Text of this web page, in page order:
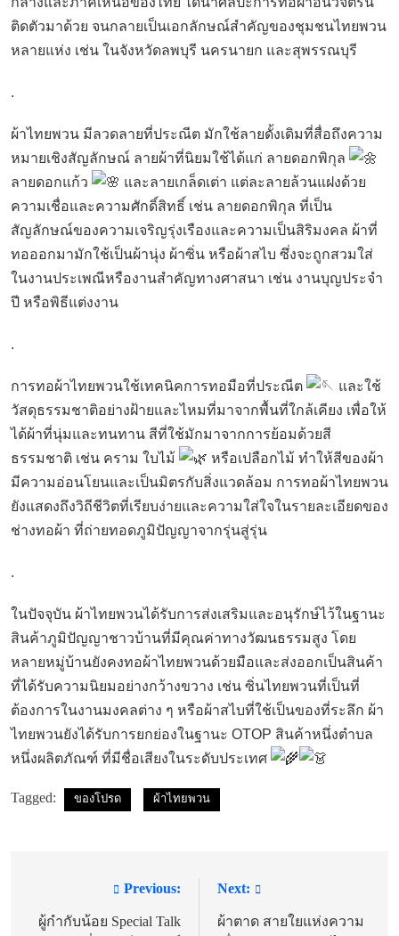
ติดตัวมาด้วย จนกลายเป็นเอกลักษณ์สำคัญของชุมชนไทยพวน
หลายแห่ง เช่น ในจังหวัดลพบุรี นครนายก และสุพรรณบุรี
.
ผ้าไทยพวน มีลวดลายที่ประณีต มักใช้ลายดั้งเดิมที่สื่อถึงความ
หมายเชิงสัญลักษณ์ ลายผ้าที่นิยมใช้ได้แก่ ลายดอกพิกุล
ลายดอกแก้ว
และลายเกล็ดเต่า แต่ละลายล้วนแฝงด้วย
ความเชื่อและความศักดิ์สิทธิ์ เช่น ลายดอกพิกุล ที่เป็น
สัญลักษณ์ของความเจริญรุ่งเรืองและความเป็นสิริมงคล ผ้าที่
ทอออกมามักใช้เป็นผ้านุ่ง ผ้าซิ่น หรือผ้าสไบ ซึ่งจะถูกสวมใส่
ในงานประเพณีหรืองานสำคัญทางศาสนา เช่น งานบุญประจำ
ปี หรือพิธีแต่งงาน
.
การทอผ้าไทยพวนใช้เทคนิคการทอมือที่ประณีต
และใช้
วัสดุธรรมชาติอย่างฝ้ายและไหมที่มาจากพื้นที่ใกล้เคียง เพื่อให้
ได้ผ้าที่นุ่มและทนทาน สีที่ใช้มักมาจากการย้อมด้วยสี
ธรรมชาติ เช่น คราม ใบไม้
หรือเปลือกไม้ ทำให้สีของผ้า
มีความอ่อนโยนและเป็นมิตรกับสิ่งแวดล้อม การทอผ้าไทยพวน
ยังแสดงถึงวิถีชีวิตที่เรียบง่ายและความใส่ใจในรายละเอียดของ
ช่างทอผ้า ที่ถ่ายทอดภูมิปัญญาจากรุ่นสู่รุ่น
.
ในปัจจุบัน ผ้าไทยพวนได้รับการส่งเสริมและอนุรักษ์ไว้ในฐานะ
สินค้าภูมิปัญญาชาวบ้านที่มีคุณค่าทางวัฒนธรรมสูง โดย
หลายหมู่บ้านยังคงทอผ้าไทยพวนด้วยมือและส่งออกเป็นสินค้า
ที่ได้รับความนิยมอย่างกว้างขวาง เช่น ซิ่นไทยพวนที่เป็นที่
ต้องการในงานมงคลต่าง ๆ หรือผ้าสไบที่ใช้เป็นของที่ระลึก ผ้า
ไทยพวนยังได้รับการยกย่องในฐานะ OTOP สินค้าหนึ่งตำบล
หนึ่งผลิตภัณฑ์ ที่มีชื่อเสียงในระดับประเทศ
Tagged: ของโปรด ผ้าไทยพวน
เรื่อง
Previous:
ผู้กำกับน้อย Special Talk
Next:
ผ้าตาด สายใยแห่งความ